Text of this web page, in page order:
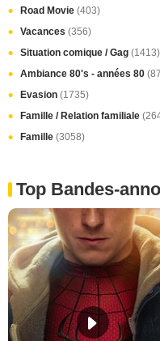
Road Movie (403)
Vacances (356)
Situation comique / Gag (1413)
Ambiance 80's - années 80
Evasion (1735)
Famille / Relation familiale
Famille (3058)
Top Bandes-